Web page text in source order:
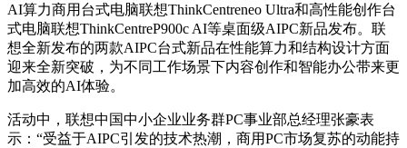
AI算力商用台式电脑联想ThinkCentreneo Ultra和高性能创作台
式电脑联想ThinkCentreP900c AI等桌面级AIPC新品发布。联
想全新发布的两款AIPC台式新品在性能算力和结构设计方面
迎来全新突破，为不同工作场景下内容创作和智能办公带来更
加高效的AI体验。
活动中，联想中国中小企业业务群PC事业部总经理张豪表
示：“受益于AIPC引发的技术热潮，商用PC市场复苏的动能持